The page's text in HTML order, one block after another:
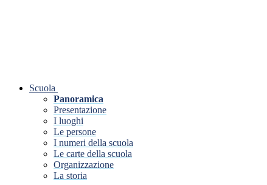
Scuola
Panoramica
Presentazione
I luoghi
Le persone
I numeri della scuola
Le carte della scuola
Organizzazione
La storia